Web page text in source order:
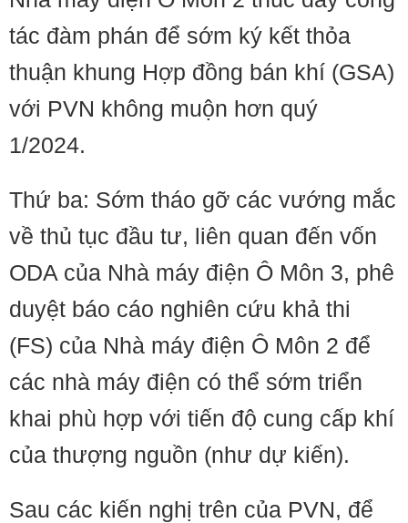
tác đàm phán để sớm ký kết thỏa
thuận khung Hợp đồng bán khí (GSA)
với PVN không muộn hơn quý
1/2024.
Thứ ba: Sớm tháo gỡ các vướng mắc
về thủ tục đầu tư, liên quan đến vốn
ODA của Nhà máy điện Ô Môn 3, phê
duyệt báo cáo nghiên cứu khả thi
(FS) của Nhà máy điện Ô Môn 2 để
các nhà máy điện có thể sớm triển
khai phù hợp với tiến độ cung cấp khí
của thượng nguồn (như dự kiến).
Sau các kiến nghị trên của PVN, để